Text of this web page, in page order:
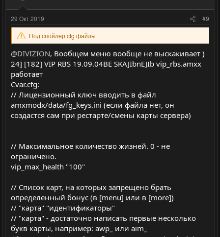
т
в
н
ы
й
л
о
с
т
в
н
ы
й
о
л
о
с
29 Окт 2019 #9
Под спойлер cfg файлы
@DIVIZION, Вообщем меню вообще не выскакивает )
24] [182] VIP RBS 19.09.04BE SKAJIbnEJIb vip_rbs.amxx
работает
Cvar.cfg:
// Лицензионный ключ вводить в файл
amxmodx/data/fg_keys.ini (если файла нет, он
создастся сам при рестарте/смены карты сервера)
// Максимальное количество жизней. 0 - не
ограничено.
vip_max_health "100"
// Список карт, на которых запрещено брать
определенный бонус (в [menu] или в [more])
// "карта" "идентификаторы"
// "карта" - достаточно написать первые несколько
букв карты, например: awp_ или aim_